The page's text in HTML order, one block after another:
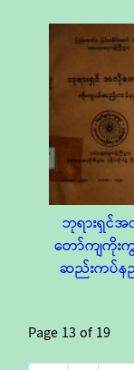
ဘုရားရှင်
တော်ကျကို
ဆည်းကပ်န
Page13 of19